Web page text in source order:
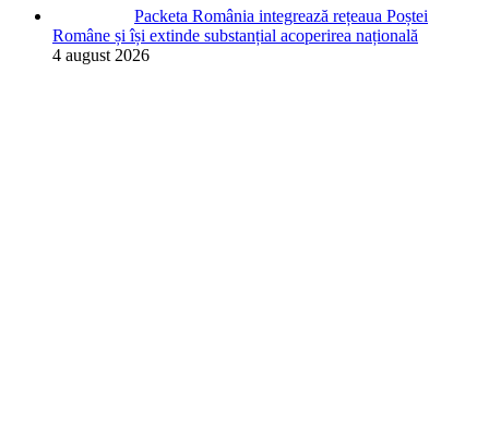
Packeta România integrează rețeaua Poștei
Române și își extinde substanțial acoperirea națională
4 august 2026